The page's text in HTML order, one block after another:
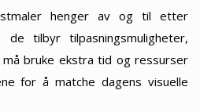
henger av og til etter
tilbyr tilpasningsmuligheter,
bruke ekstra tid og ressurser
for å matche dagens visuelle